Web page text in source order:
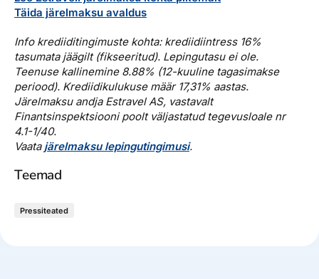
Täida järelmaksu avaldus
Info krediiditingimuste kohta: krediidiintress 16%
tasumata jäägilt (fikseeritud). Lepingutasu ei ole.
Teenuse kallinemine 8.88% (12-kuuline tagasimakse
periood). Krediidikulukuse määr 17,31% aastas.
Järelmaksu andja Estravel AS, vastavalt
Finantsinspektsiooni poolt väljastatud tegevusloale nr
4.1-1/40.
Vaata järelmaksu lepingutingimusi.
Teemad
Pressiteated